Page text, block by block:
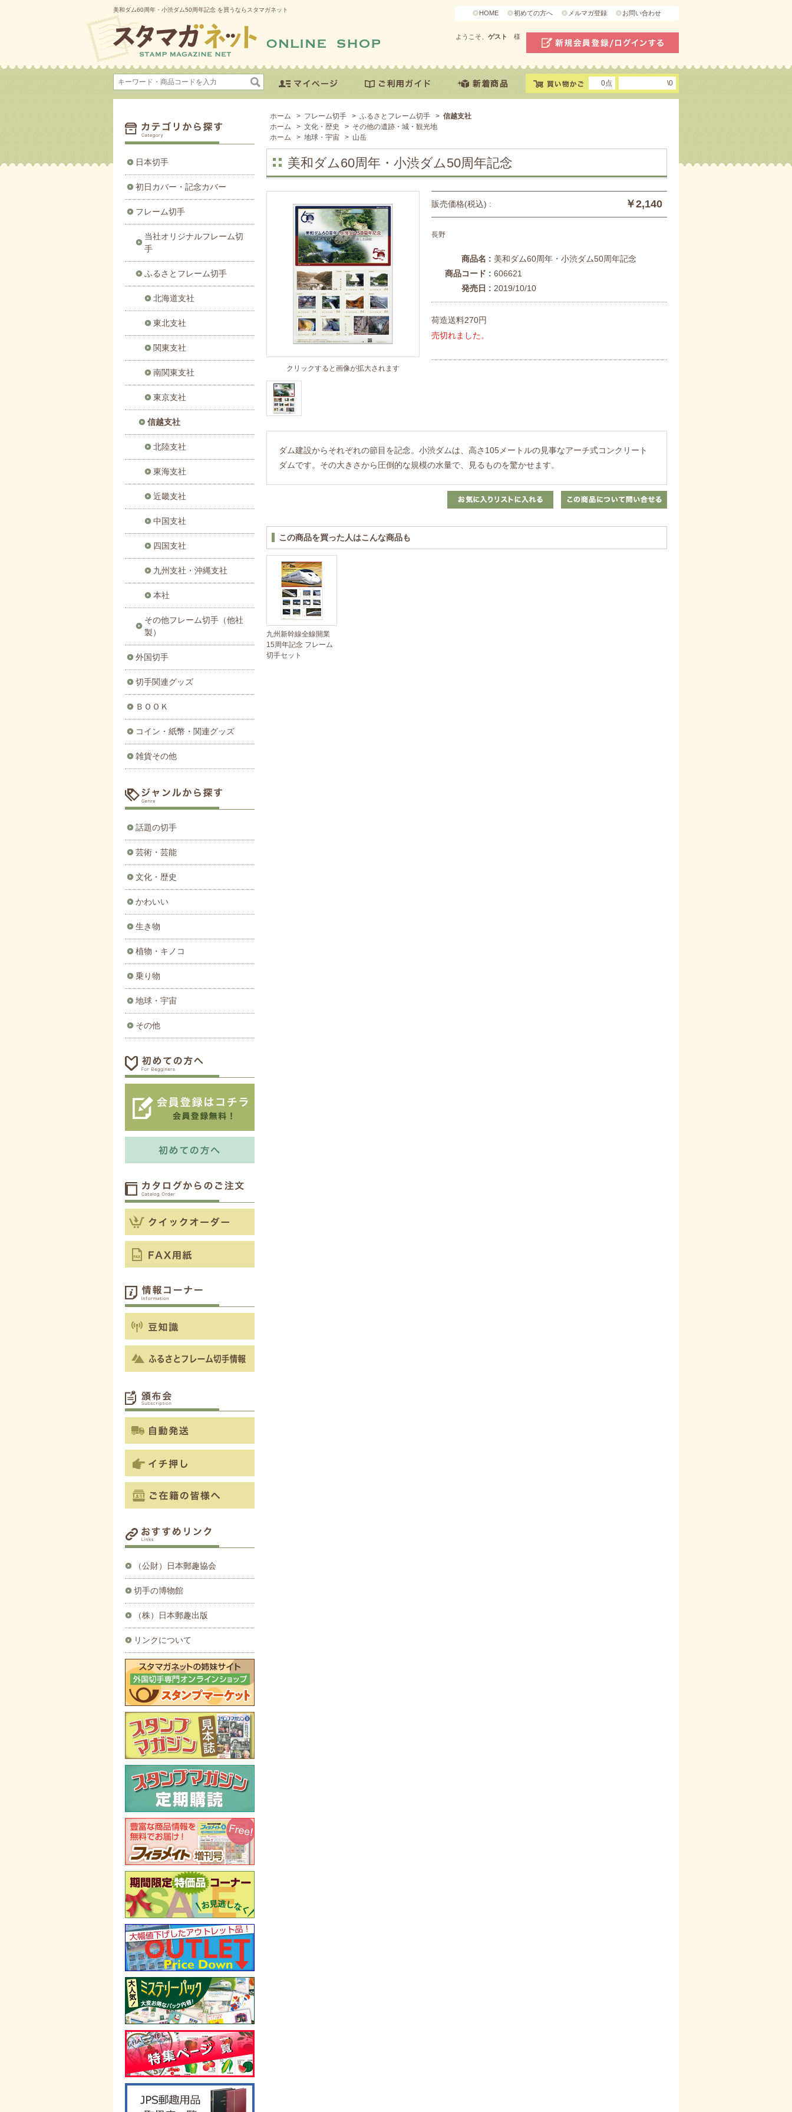
美和ダム60周年・小渋ダム50周年記念 を買うならスタマガネット HOME 初めての方へ メルマガ登録 お問い合わせ
ようこそ、 ゲスト 様
0点 \0
ホーム > フレーム切手 > ふるさとフレーム切手 > 信越支社
ホーム
> 文化・歴史 > その他の遺跡・城・観光地
ホーム
> 地球・宇宙 > 山岳
美和ダム60周年・小渋ダム50周年記念
クリックすると画像が拡大されます
販売価格(税込) : ￥2,140
長野
商品名 : 美和ダム60周年・小渋ダム50周年記念
商品コード : 606621
発売日 : 2019/10/10
荷造送料270円
売切れました。
ダム建設からそれぞれの節目を記念。小渋ダムは、高さ105メートルの見事なアーチ式コンクリート
ダムです。その大きさから圧倒的な規模の水量で、見るものを驚かせます。
この商品を買った人はこんな商品も
九州新幹線全線開業
15周年記念 フレーム
切手セット
日本切手
初日カバー・記念カバー
フレーム切手
当社オリジナルフレーム切
手
ふるさとフレーム切手
北海道支社
東北支社
関東支社
南関東支社
東京支社
信越支社
北陸支社
東海支社
近畿支社
中国支社
四国支社
九州支社・沖縄支社
本社
その他フレーム切手（他社
製）
外国切手
切手関連グッズ
ＢＯＯＫ
コイン・紙幣・関連グッズ
雑貨その他
話題の切手
芸術・芸能
文化・歴史
かわいい
生き物
植物・キノコ
乗り物
地球・宇宙
その他
（公財）日本郵趣協会
切手の博物館
（株）日本郵趣出版
リンクについて